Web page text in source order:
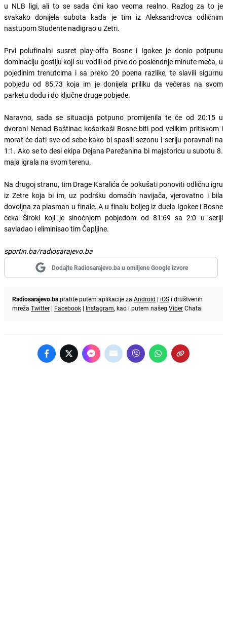
u NLB ligi, ali to se sada čini kao veoma realno. Razlog za to je
svakako donijela subota kada je tim iz Aleksandrovca odličnim
nastupom Studente nadigrao u Zetri.
Prvi polufinalni susret play-offa Bosne i Igokee je donio potpunu
dominaciju gostiju koji su vodili od prve do poslendnje minute meča, u
pojedinim trenutcima i sa preko 20 poena razlike, te slavili sigurnu
pobjedu od 85:73 koja im je donijela priliku da večeras na svom
parketu dođu i do ključne druge pobjede.
Naravno, sada se situacija potpuno promijenila te će od 20:15 u
dvorani Nenad Baštinac košarkaši Bosne biti pod velikim pritiskom i
morat će dati sve od sebe kako bi spasili sezonu i seriju poravnali na
1:1. Ako se to desi ekipa Dejana Parežanina bi majstoricu u subotu 8.
maja igrala na svom terenu.
Na drugoj stranu, tim Drage Karalića će pokušati ponoviti odličnu igru
iz Zetre koja bi im, uz podršku domaćih navijača, vjerovatno i bila
dovoljna za plasman u finale. A u finalu boljeg iz duela Igokee i Bosne
čeka Široki koji je sinoćnjom pobjedom od 81:69 sa 2:0 u seriji
savladao i eliminisao tim Čapljine.
sportin.ba/radiosarajevo.ba
Dodajte Radiosarajevo.ba u omiljene Google izvore
Radiosarajevo.bapratite putem aplikacije za Android | iOS i društvenih
mreža Twitter | Facebook | Instagram, kao i putem našeg ViberChata.